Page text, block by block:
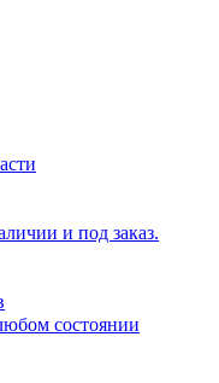
и под заказ.
состоянии